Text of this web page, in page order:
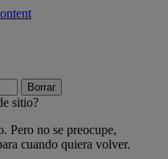
Borrar
sitio?
Pero no se preocupe,
cuando quiera volver.